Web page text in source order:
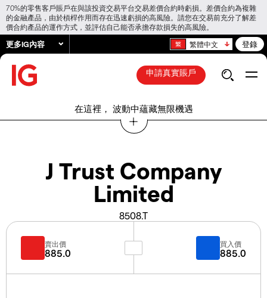
70%的零售客戶賬戶在與該投資交易平台交易差價合約時虧損。差價合約為複雜
的金融產品，由於槓桿作用而存在迅速虧損的高風險。請您在交易前充分了解差
價合約產品的運作方式，並評估自己能否承擔存款損失的高風險。
更多IG內容 繁體中文 登錄
申請真實賬戶
在這裡， 波動中蘊藏無限機遇
J Trust Company
Limited
8508.T
賣出價
885.0
買入價
885.0